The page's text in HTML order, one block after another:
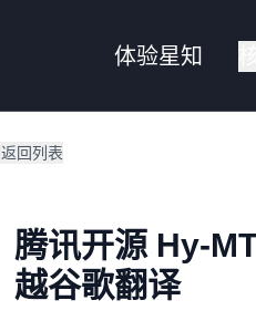
体验星知
返回列表
腾讯开源 Hy-
越谷歌翻译